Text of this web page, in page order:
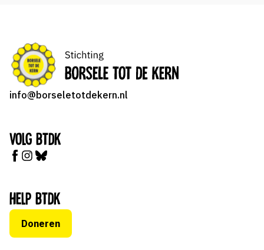
info@borseletotdekern.nl
Volg BTDK
Help BTDK
Doneren